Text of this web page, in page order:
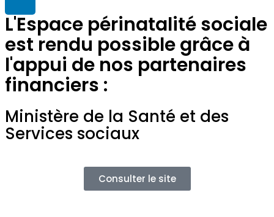
L'Espace périnatalité sociale
est rendu possible grâce à
l'appui de nos partenaires
financiers :
Ministère de la Santé et des
Services sociaux
Consulter le site